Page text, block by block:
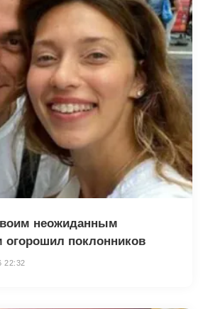
неожиданным
огорошил поклонников
22:32